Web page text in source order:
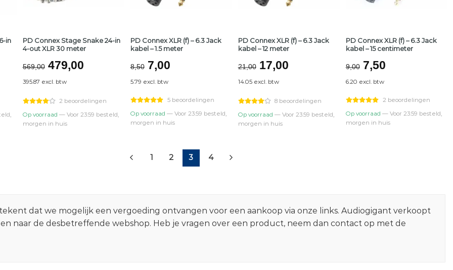
in
PD Connex Stage Snake 24-in
4-out XLR 30 meter
569,00 Oorspronkelijke
prijs
was:
€569,00.
479,00Huidige
€479,00.
395.87 excl. btw
2 beoordelingen
Op voorraad — Voor 23:59 besteld,
morgen in huis
PD Connex XLR (f) – 6.3 Jack
kabel – 1.5 meter
8,50 Oorspronkelijke
prijs
was:
€8,50.
7,00Huidige
€7,00.
5.79 excl. btw
5 beoordelingen
Op voorraad — Voor 23:59 besteld,
morgen in huis
PD Connex XLR (f) – 6.3 Jack
kabel – 12 meter
21,00 Oorspronkelijke
prijs
was:
€21,00.
17,00Huidige
€17,00.
14.05 excl. btw
8 beoordelingen
Op voorraad — Voor 23:59 besteld,
morgen in huis
PD Connex XLR (f) – 6.3 Jack
kabel – 15 centimeter
9,00 Oorspronkelijke
prijs
was:
€9,00.
7,50Huidige
€7,50.
6.20 excl. btw
2 beoordelingen
Op voorraad — Voor 23:59 besteld,
morgen in huis
1 2 3 4
dat we mogelijk een vergoeding ontvangen voor een aankoop via onze links. Audiogigant verkoopt
naar de desbetreffende webshop. Heb je vragen over een product, neem dan contact op met de